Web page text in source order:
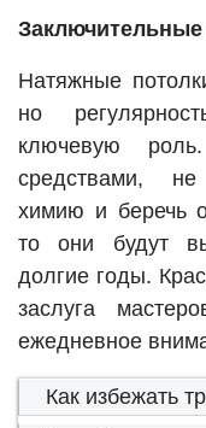
Натяжные
но
ключевую
средствами, не
химию и беречь
то они будут
долгие годы.
заслуга
ежедневное
Как избежать